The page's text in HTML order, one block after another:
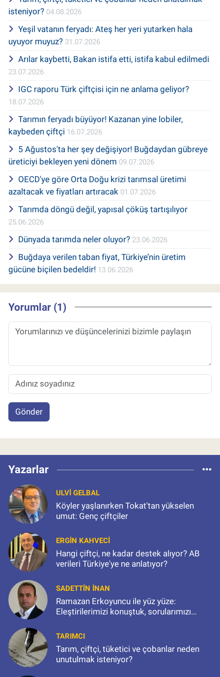
isteniyor? 04.08.2026
Yeşil vatanın feryadı: Ateş her yeri yutarken hala
uyuyor muyuz? 31.07.2026
Arılar kaybetti, Bakan istifa etti, istifa kabul edilmedi
23.07.2026
IGC raporu Türk çiftçisi için ne anlama geliyor?
18.07.2026
Tarımın feryadı büyüyor! Kazanan yine lobiler,
kaybeden çiftçi 16.07.2026
5 Ağustos'ta her şey değişiyor! Buğdaydan gübreye
üreticiyi bekleyen yeni dönem 09.07.2026
OECD'ye göre Orta Doğu krizi tarımsal üretimi
azaltacak ve fiyatları artıracak 01.07.2026
Tarımda döngü değil, yapısal çöküş tartışılıyor
25.06.2026
Dünyada tarımda neler oluyor? 23.06.2026
Buğdaya verilen taban fiyat, Türkiye’nin üretim
gücüne biçilen bedeldir! 13.06.2026
Yorumlar (1)
Gönder
Yazarlar
ULVI GELBAL
Köyler yaşlanırken Tokat'tan yükselen
umut: Genç çiftçiler
ERGIN KAHVECI
Hangi çiftçi, ne kadar destek alıyor? AB
verileri Türkiye'ye ne anlatıyor?
SADETTIN İNAN
Ramazan Erkoyuncu ile yüz yüze:
Eleştirilerimizi konuştuk, sorularımızı
TARIMCI
Tarım, çiftçi, tüketici ve çobanlar neden
unutulmak isteniyor?